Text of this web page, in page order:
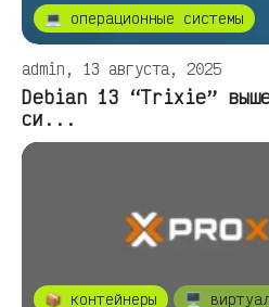
💻 операционные системы
admin, 13 августа, 2025
Debian 13 “Trixie”
си...
📦 контейнеры 🖥️